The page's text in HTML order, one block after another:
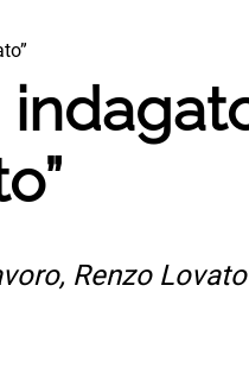
Renzo